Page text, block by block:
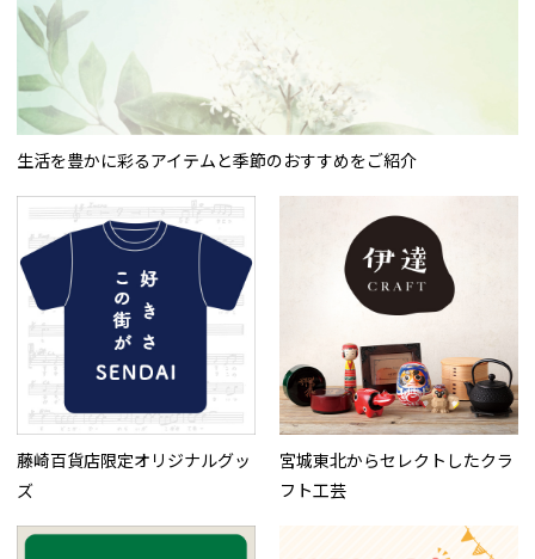
生活を豊かに彩るアイテムと季節のおすすめをご紹介
藤崎百貨店限定オリジナルグッ
ズ
宮城東北からセレクトしたクラ
フト工芸